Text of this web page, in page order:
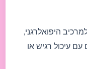
היפואלרגני,
עיכול רגיש או